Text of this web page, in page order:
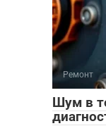
Ремонт
Шум в